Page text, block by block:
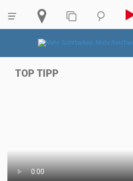
TOP TIPP